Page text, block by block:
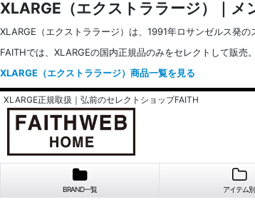
XLARGE（エクストララージ）｜メ
XLARGE（エクストララージ）は、1991年ロサンゼルス発
FAITHでは、XLARGEの国内正規品のみをセレクトして販売
XLARGE（エクストララージ）商品一覧を見る
XLARGE正規取扱｜弘前のセレクトショップFAITH
BRAND一覧 アイテム別